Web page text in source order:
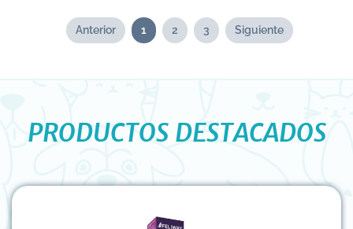
Anterior 1 2 3 Siguiente
PRODUCTOS DESTACADOS